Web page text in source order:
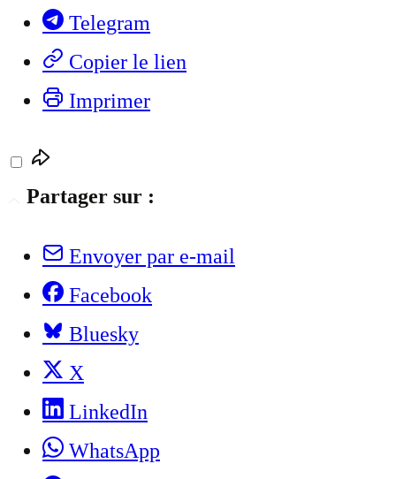
Telegram
Copier le lien
Imprimer
Partager sur :
Envoyer par e-mail
Facebook
Bluesky
X
LinkedIn
WhatsApp